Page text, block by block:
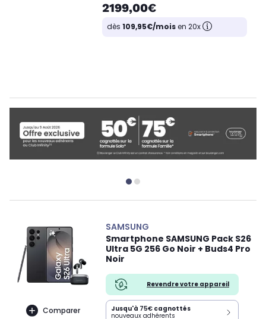
2199,00€
dès 109,95€/moisen 20x
Comparer
SAMSUNG
Smartphone SAMSUNG Pack S26
Ultra 5G 256 Go Noir + Buds4 Pro
Noir
Revendre votre appareil
Jusqu'à 75€ cagnottés
nouveaux adhérents